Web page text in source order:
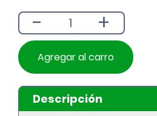
- +
Agregar al carro
Descripción